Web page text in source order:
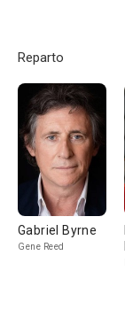
Reparto
Gabriel Byrne
Gene Reed